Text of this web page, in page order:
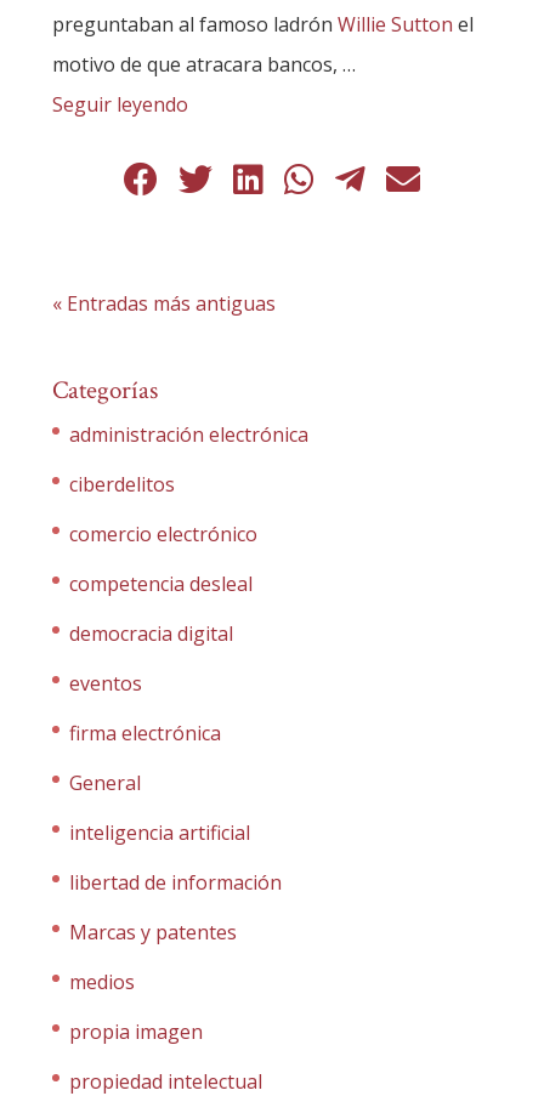
preguntaban al famoso ladrón Willie Sutton el
motivo de que atracara bancos, …
Seguir leyendo
« Entradas más antiguas
Categorías
administración electrónica
ciberdelitos
comercio electrónico
competencia desleal
democracia digital
eventos
firma electrónica
General
inteligencia artificial
libertad de información
Marcas y patentes
medios
propia imagen
propiedad intelectual